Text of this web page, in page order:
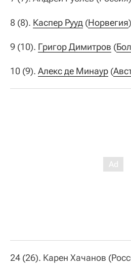
8 (8). Каспер Рууд (Норвегия
9 (10). Григор Димитров (
10 (9). Алекс де Минаур (
24 (26). Карен Хачанов